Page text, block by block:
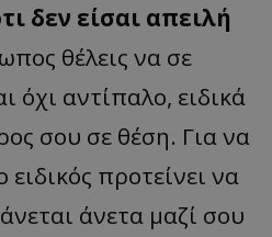
δεν είσαι απειλή
θέλεις να σε
όχι αντίπαλο, ειδικά
σου σε θέση. Για να
προτείνει να
άνετα μαζί σου